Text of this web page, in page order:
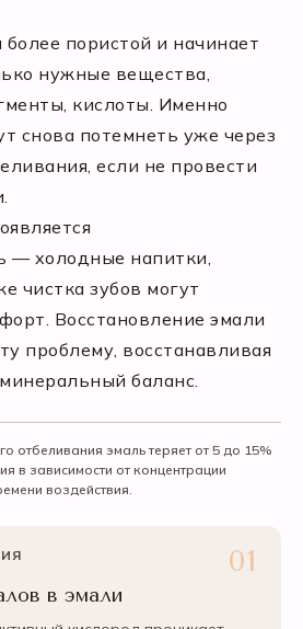
пористой и начинает
нужные вещества,
кислоты. Именно
снова потемнеть уже через
если не провести
— холодные напитки,
чистка зубов могут
Восстановление эмали
проблему, восстанавливая
баланс.
отбеливания эмаль теряет от 5 до 15%
в зависимости от концентрации
воздействия.
в эмали